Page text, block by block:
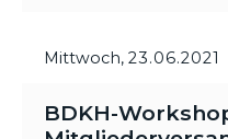
Mittwoch, 23.06.2021
BDKH-